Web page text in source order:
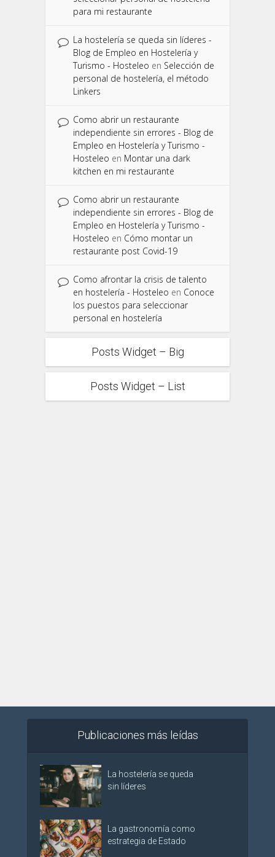
para mi restaurante
La hostelería se queda sin líderes -
Blog de Empleo en Hostelería y
Turismo - Hosteleo en Selección de
personal de hostelería, el método
Linkers
Como abrir un restaurante
independiente sin errores - Blog de
Empleo en Hostelería y Turismo -
Hosteleo en Montar una dark
kitchen en mi restaurante
Como abrir un restaurante
independiente sin errores - Blog de
Empleo en Hostelería y Turismo -
Hosteleo en Cómo montar un
restaurante post Covid-19
Como afrontar la crisis de talento
en hostelería - Hosteleo en Conoce
los puestos para seleccionar
personal en hostelería
Posts Widget – Big
Posts Widget – List
Publicaciones más leídas
La hostelería se queda
sin líderes
La gastronomía como
estrategia de Estado